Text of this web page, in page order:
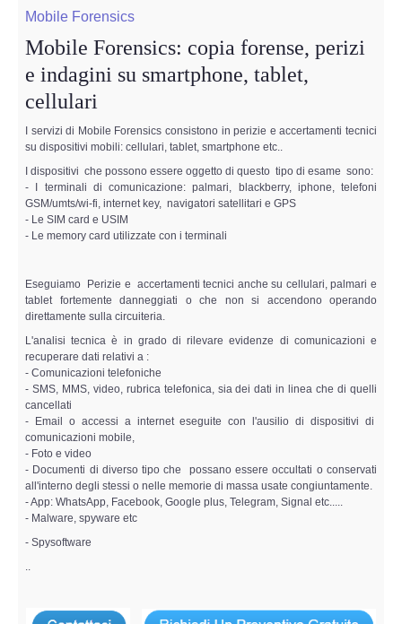
Mobile Forensics
Mobile Forensics: copia forense, perizi
e indagini su smartphone, tablet,
cellulari
I servizi di Mobile Forensics consistono in perizie e accertamenti tecnici
su dispositivi mobili: cellulari, tablet, smartphone etc..
I dispositivi che possono essere oggetto di questo tipo di esame sono:
- I terminali di comunicazione: palmari, blackberry, iphone, telefoni
GSM/umts/wi-fi, internet key, navigatori satellitari e GPS
- Le SIM card e USIM
- Le memory card utilizzate con i terminali
Eseguiamo Perizie e accertamenti tecnici anche su cellulari, palmari e
tablet fortemente danneggiati o che non si accendono operando
direttamente sulla circuiteria.
L'analisi tecnica è in grado di rilevare evidenze di comunicazioni e
recuperare dati relativi a :
- Comunicazioni telefoniche
- SMS, MMS, video, rubrica telefonica, sia dei dati in linea che di quelli
cancellati
- Email o accessi a internet eseguite con l'ausilio di dispositivi di
comunicazioni mobile,
- Foto e video
- Documenti di diverso tipo che possano essere occultati o conservati
all'interno degli stessi o nelle memorie di massa usate congiuntamente.
- App: WhatsApp, Facebook, Google plus, Telegram, Signal etc.....
- Malware, spyware etc
- Spysoftware